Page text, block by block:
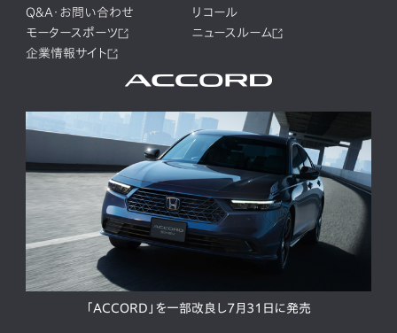
Q&A・お問い合わせ
リコール
モータースポーツ
ニュースルーム
企業情報サイト
「ACCORD」を一部改良し7月31日に発売